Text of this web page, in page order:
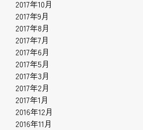
2017年10月
2017年9月
2017年8月
2017年7月
2017年6月
2017年5月
2017年3月
2017年2月
2017年1月
2016年12月
2016年11月